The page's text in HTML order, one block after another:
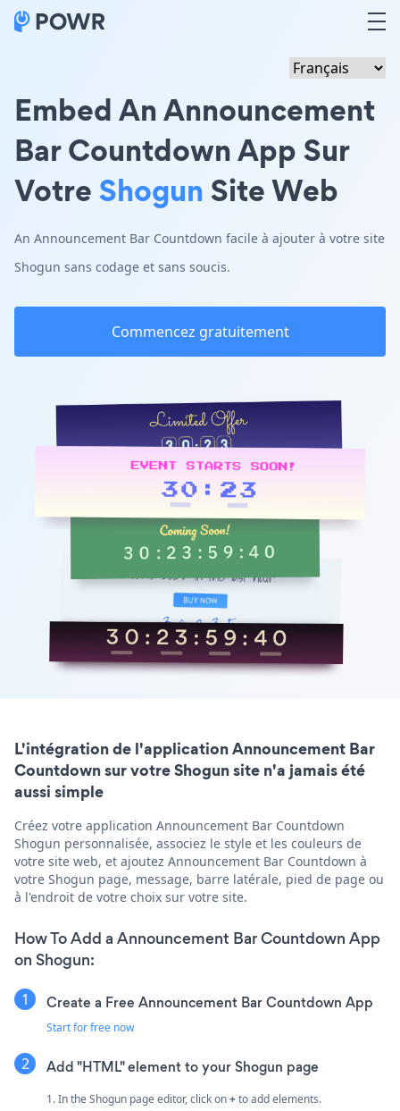
Embed An Announcement
Bar Countdown App Sur
VotreShogunSite Web
An Announcement Bar Countdown facile à ajouter à votre site
Shogun sans codage et sans soucis.
Commencez gratuitement
L'intégration de l'application Announcement Bar
Countdown sur votre Shogun site n'a jamais été
aussi simple
Créez votre application Announcement Bar Countdown
Shogun personnalisée, associez le style et les couleurs de
votre site web, et ajoutez Announcement Bar Countdown à
votre Shogun page, message, barre latérale, pied de page ou
à l'endroit de votre choix sur votre site.
How To Add a Announcement Bar Countdown App
on Shogun:
Create a Free Announcement Bar Countdown App
Start for free now
Add "HTML" element to your Shogun page
1. In the Shogun page editor, click on+to add elements.